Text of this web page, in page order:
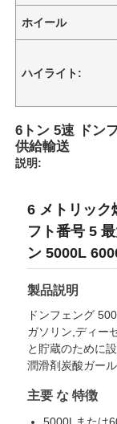
製品
会社案内
品質管理
お問い合わせ
ニュース
すべての場合
見積依頼
タンク半トレ
ホイール
ハイライト:
6トン 5速 ドン
供給輸送
説明:
6 メトリック
フト番号 5
ン 5000L
製品説明
ドンフェング
ガソリン,ディー
と貯蔵のために
潤滑剤炭酸ガール
主要 な 特徴
5000Lまたは